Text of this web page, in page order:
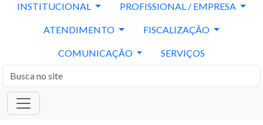
INSTITUCIONAL PROFISSIONAL / EMPRESA
ATENDIMENTO FISCALIZAÇÃO
COMUNICAÇÃO SERVIÇOS